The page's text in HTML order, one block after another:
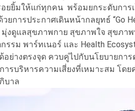
ยยิ้มให้แก่ทุกคน พร้อมยกระดับการ
การประกาศเดินหน้ากลยุทธ์ “Go
งดูแลสุขภาพกาย สุขภาพใจ สุขภา
รรม พาร์ทเนอร์ และ Health
ย่างตรงจุด ควบคู่ไปกับนโยบายกา
ารบริหารความเสี่ยงที่เหมาะสม โด
บาล